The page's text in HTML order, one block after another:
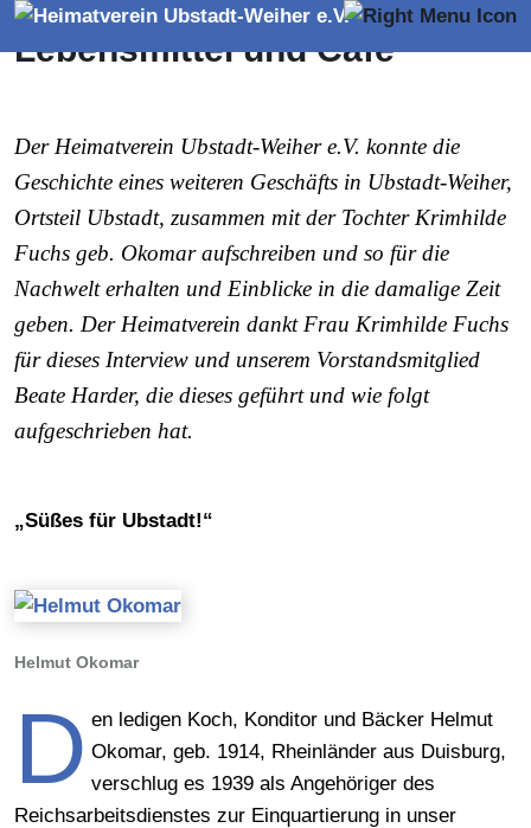
Familie Okomar –
Lebensmittel und Café
Der Heimatverein Ubstadt-Weiher e.V. konnte die
Geschichte eines weiteren Geschäfts in Ubstadt-Weiher,
Ortsteil Ubstadt, zusammen mit der Tochter Krimhilde
Fuchs geb. Okomar aufschreiben und so für die
Nachwelt erhalten und Einblicke in die damalige Zeit
geben. Der Heimatverein dankt Frau Krimhilde Fuchs
für dieses Interview und unserem Vorstandsmitglied
Beate Harder, die dieses geführt und wie folgt
aufgeschrieben hat.
„Süßes für Ubstadt!“
Helmut Okomar
D en ledigen Koch, Konditor und Bäcker Helmut
Okomar, geb. 1914, Rheinländer aus Duisburg,
verschlug es 1939 als Angehöriger des
Reichsarbeitsdienstes zur Einquartierung in unser